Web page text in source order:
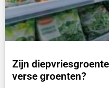
Zijn
verse groenten?